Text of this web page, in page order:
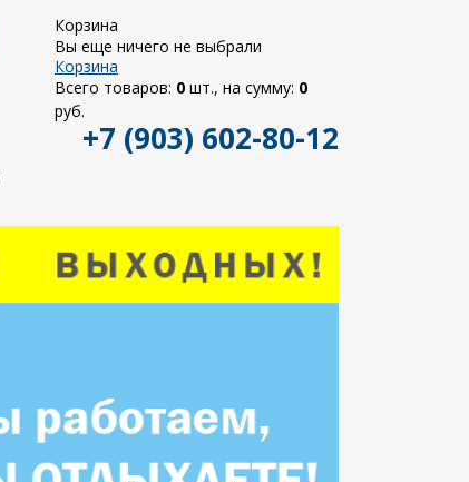
Корзина
Вы еще ничего не выбрали
Корзина
Всего товаров: 0 шт., на сумму: 0
руб.
+7 (903) 602-80-12